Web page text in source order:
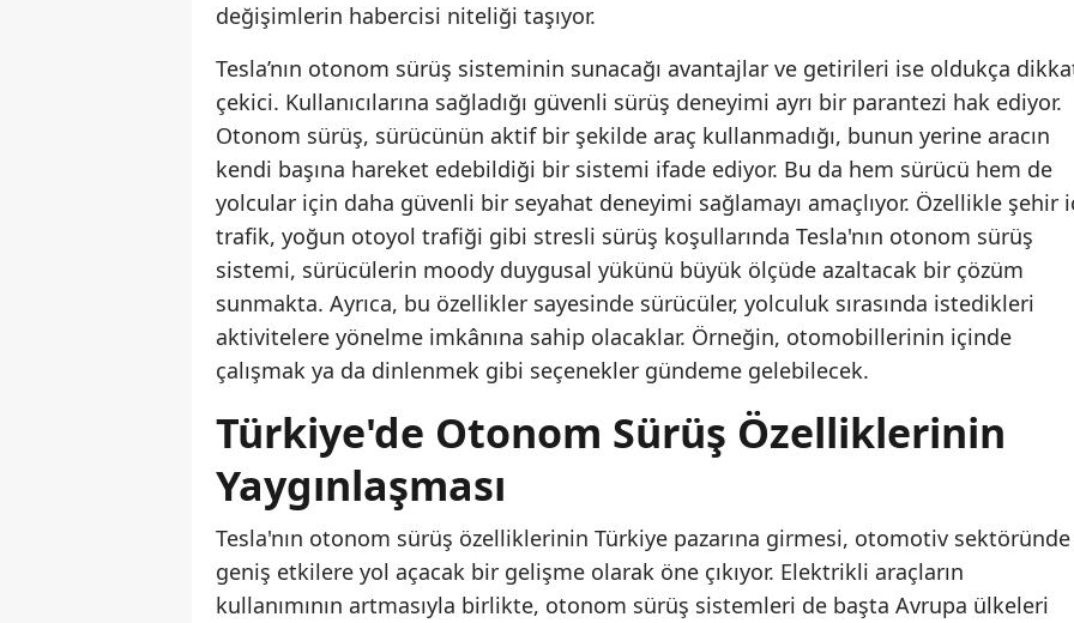
değişimlerin habercisi niteliği taşıyor.
Tesla’nın otonom sürüş sisteminin sunacağı avantajlar ve getirileri ise oldukça
çekici. Kullanıcılarına sağladığı güvenli sürüş deneyimi ayrı bir parantezi hak ediyor.
Otonom sürüş, sürücünün aktif bir şekilde araç kullanmadığı, bunun yerine aracın
kendi başına hareket edebildiği bir sistemi ifade ediyor. Bu da hem sürücü hem de
yolcular için daha güvenli bir seyahat deneyimi sağlamayı amaçlıyor. Özellikle şehir
trafik, yoğun otoyol trafiği gibi stresli sürüş koşullarında Tesla'nın otonom sürüş
sistemi, sürücülerin moody duygusal yükünü büyük ölçüde azaltacak bir çözüm
sunmakta. Ayrıca, bu özellikler sayesinde sürücüler, yolculuk sırasında istedikleri
aktivitelere yönelme imkânına sahip olacaklar. Örneğin, otomobillerinin içinde
çalışmak ya da dinlenmek gibi seçenekler gündeme gelebilecek.
Türkiye'de Otonom Sürüş Özelliklerinin
Yaygınlaşması
Tesla'nın otonom sürüş özelliklerinin Türkiye pazarına girmesi, otomotiv sektöründe
geniş etkilere yol açacak bir gelişme olarak öne çıkıyor. Elektrikli araçların
kullanımının artmasıyla birlikte, otonom sürüş sistemleri de başta Avrupa ülkeleri